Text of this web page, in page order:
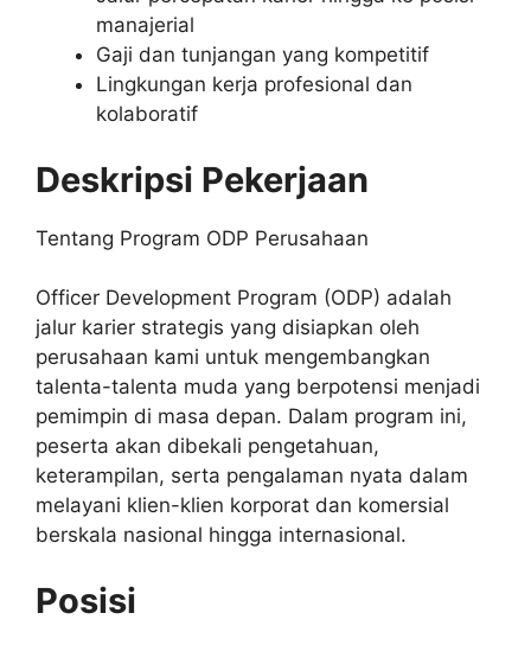
manajerial
Gaji dan tunjangan yang kompetitif
Lingkungan kerja profesional dan
kolaboratif
Deskripsi Pekerjaan
Tentang Program ODP Perusahaan
Officer Development Program (ODP) adalah
jalur karier strategis yang disiapkan oleh
perusahaan kami untuk mengembangkan
talenta-talenta muda yang berpotensi menjadi
pemimpin di masa depan. Dalam program ini,
peserta akan dibekali pengetahuan,
keterampilan, serta pengalaman nyata dalam
melayani klien-klien korporat dan komersial
berskala nasional hingga internasional.
Posisi